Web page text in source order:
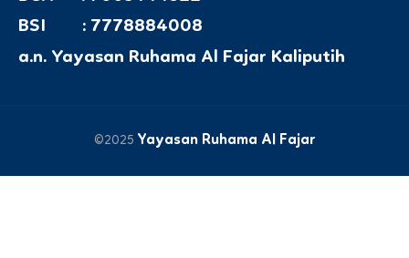
BSI : 7778884008
a.n. Yayasan Ruhama Al Fajar Kaliputih
©2025 Yayasan Ruhama Al Fajar